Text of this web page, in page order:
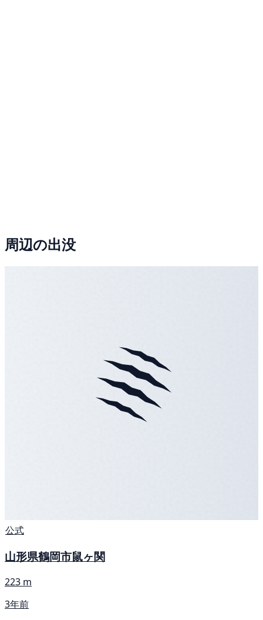
周辺の出没
公式
山形県鶴岡市鼠ヶ関
223 m
3年前